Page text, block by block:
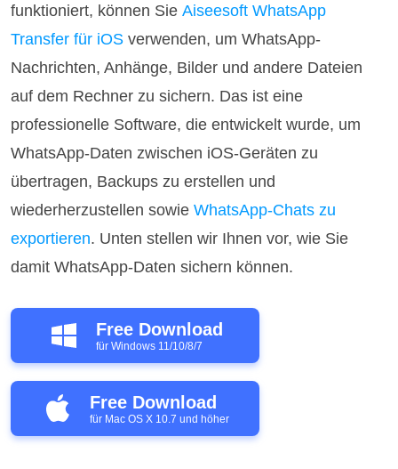
funktioniert, können SieAiseesoft WhatsApp
Transfer für iOS verwenden, um WhatsApp-
Nachrichten, Anhänge, Bilder und andere Dateien
auf dem Rechner zu sichern. Das ist eine
professionelle Software, die entwickelt wurde, um
WhatsApp-Daten zwischen iOS-Geräten zu
übertragen, Backups zu erstellen und
wiederherzustellen sowieWhatsApp-Chats zu
exportieren. Unten stellen wir Ihnen vor, wie Sie
damit WhatsApp-Daten sichern können.
Free Download
für Windows 11/10/8/7
Free Download
für Mac OS X 10.7 und höher